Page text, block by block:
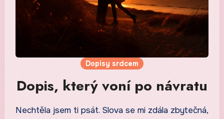
Dopisy srdcem
Dopis, který voní po návratu
Nechtěla jsem ti psát. Slova se mi zdála zbytečná,